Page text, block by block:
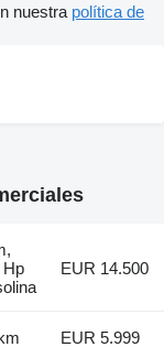
nuestra política de
Hp
EUR 14.500
EUR 5.999